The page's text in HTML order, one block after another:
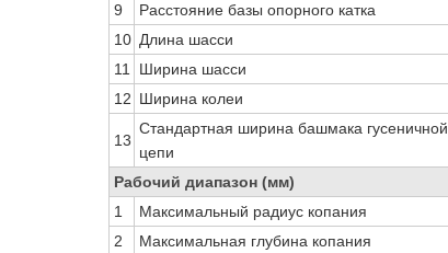
9
Расстояние базы опорного катка
10 Длина шасси
11
Ширина шасси
12 Ширина колеи
13
Стандартная ширина башмака гусеничной
цепи
Рабочий диапазон (мм)
1
Максимальный радиус копания
2
Максимальная глубина копания